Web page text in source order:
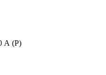
А (P)